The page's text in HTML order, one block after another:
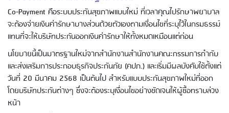
Co-Payment คือระบบประกันสุขภาพแบบใหม่ ที่เวลาคุณไปรักษาพยาบาล
จะต้องจ่ายเงินค่ารักษาบางส่วนด้วยตัวเองตามเงื่อนไขที่ระบุไว้ในกรมธรรม์
แทนที่จะให้บริษัทประกันออกเงินค่ารักษาให้ทั้งหมดเหมือนแต่ก่อน
นโยบายนี้เป็นมาตรฐานใหม่จากสำนักงานสำนักงานคณะกรรมการกำกับ
และส่งเสริมการประกอบธุรกิจประกันภัย (คปภ.) และเริ่มมีผลบังคับใช้ตั้งแต่
วันที่ 20 มีนาคม 2568 เป็นต้นไป สำหรับแบบประกันสุขภาพใหม่ที่ออก
โดยบริษัทประกันต่างๆ ซึ่งจะต้องระบุเงื่อนไขอย่างชัดเจนให้ผู้ซื้อทราบล่วง
หน้า